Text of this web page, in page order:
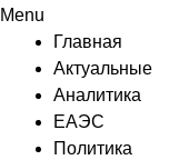
Menu
Главная
Актуальные
Аналитика
ЕАЭС
Политика